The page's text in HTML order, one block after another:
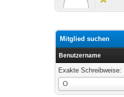
Mitglied suchen
Benutzername
Exakte Schreibweise:
O
Benutzername